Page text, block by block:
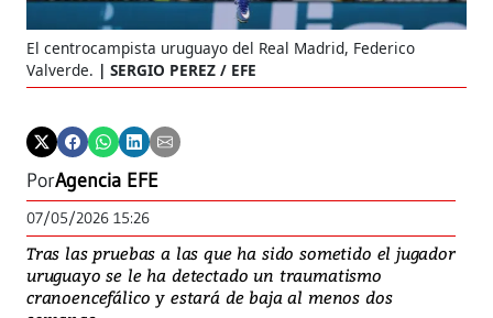
El centrocampista uruguayo del Real Madrid, Federico
Valverde.
SERGIO PEREZ / EFE
PorAgencia EFE
07/05/2026 15:26
Tras las pruebas a las que ha sido sometido el jugador
uruguayo se le ha detectado un traumatismo
cranoencefálico y estará de baja al menos dos